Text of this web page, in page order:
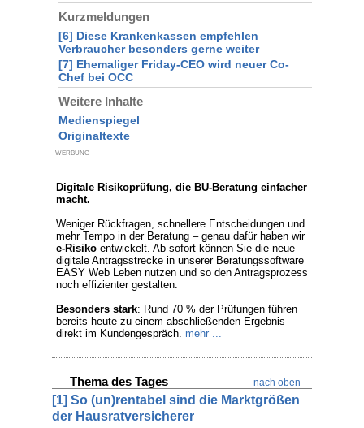
Kurzmeldungen
[6] Diese Krankenkassen empfehlen
Verbraucher besonders gerne weiter
[7] Ehemaliger Friday-CEO wird neuer Co-
Chef bei OCC
Weitere Inhalte
Medienspiegel
Originaltexte
WERBUNG
Digitale Risikoprüfung, die BU-Beratung einfacher
macht.
Weniger Rückfragen, schnellere Entscheidungen und
mehr Tempo in der Beratung – genau dafür haben wir
e-Risiko entwickelt. Ab sofort können Sie die neue
digitale Antragsstrecke in unserer Beratungssoftware
EASY Web Leben nutzen und so den Antragsprozess
noch effizienter gestalten.
Besonders stark: Rund 70 % der Prüfungen führen
bereits heute zu einem abschließenden Ergebnis –
direkt im Kundengespräch. mehr ...
Thema des Tages nach oben
[1] So (un)rentabel sind die Marktgrößen
der Hausratversicherer